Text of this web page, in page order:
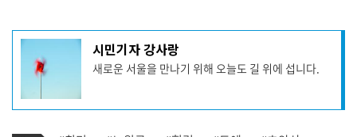
기
자
프
시민기자 강사랑
새로운 서울을 만나기 위해 오늘도 길 위에 섭니다.
기